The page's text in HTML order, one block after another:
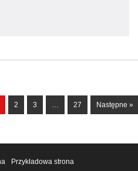
2 3 … 27 Następne »
Przykładowa strona